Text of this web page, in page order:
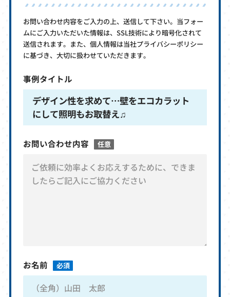
お問い合わせ内容をご入力の上、送信して下さい。当フォー
ムにご入力いただいた情報は、SSL技術により暗号化されて
送信されます。また、個人情報は当社プライバシーポリシー
に基づき、大切に扱わせていただきます。
事例タイトル
デザイン性を求めて…壁をエコカラット
にして照明もお取替え♫
お問い合わせ内容 任意
お名前 必須